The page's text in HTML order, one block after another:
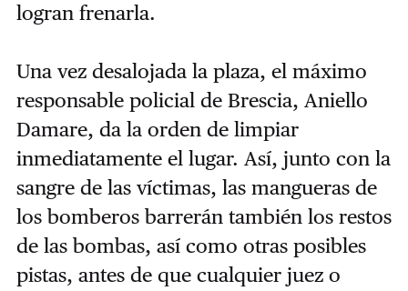
logran frenarla.
Una vez desalojada la plaza, el máximo
responsable policial de Brescia, Aniello
Damare, da la orden de limpiar
inmediatamente el lugar. Así, junto con la
sangre de las víctimas, las mangueras de
los bomberos barrerán también los restos
de las bombas, así como otras posibles
pistas, antes de que cualquier juez o